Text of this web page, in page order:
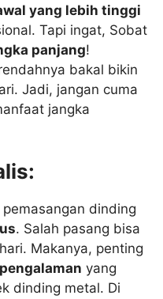
yang lebih tinggi
Tapi ingat, Sobat
panjang!
bakal bikin
Jadi, jangan cuma
jangka
dinding
. Salah pasang bisa
Makanya, penting
yang
dinding metal. Di